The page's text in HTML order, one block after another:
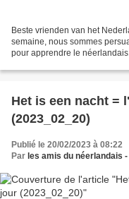
Beste vrienden van het
semaine, nous sommes
pour apprendre le
Het is een nacht =
(2023_02_20)
Publié le 20/02/2023 à 08:22
Par les amis du néerlandais